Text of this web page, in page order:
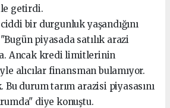
getirdi.
bir durgunluk yaşandığını
piyasada satılık arazi
Ancak kredi limitlerinin
alıcılar finansman bulamıyor.
Bu durum tarım arazisi piyasasını
diye konuştu.